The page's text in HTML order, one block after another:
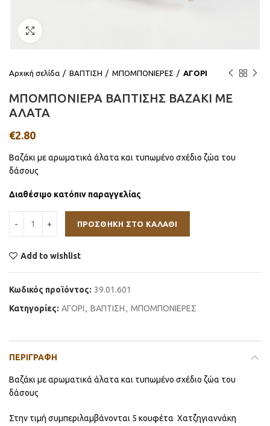
Αρχική σελίδα ΒΑΠΤΙΣΗ ΜΠΟΜΠΟΝΙΕΡΕΣ ΑΓΟΡΙ
ΜΠΟΜΠΟΝΙΕΡΑ ΒΑΠΤΙΣΗΣ ΒΑΖΑΚΙ ΜΕ
ΑΛΑΤΑ
€2.80
Βαζάκι με αρωματικά άλατα και τυπωμένο σχέδιο ζώα του
δάσους
Διαθέσιμο κατόπιν παραγγελίας
ΠΡΟΣΘΉΚΗ ΣΤΟ ΚΑΛΆΘΙ
Add to wishlist
Κωδικός προϊόντος: 39.01.601
Κατηγορίες: ΑΓΟΡΙ, ΒΑΠΤΙΣΗ, ΜΠΟΜΠΟΝΙΕΡΕΣ
ΠΕΡΙΓΡΑΦΉ
Βαζάκι με αρωματικά άλατα και τυπωμένο σχέδιο ζώα του
δάσους
Στην τιμή συμπεριλαμβάνονται 5 κουφέτα Χατζηγιαννάκη